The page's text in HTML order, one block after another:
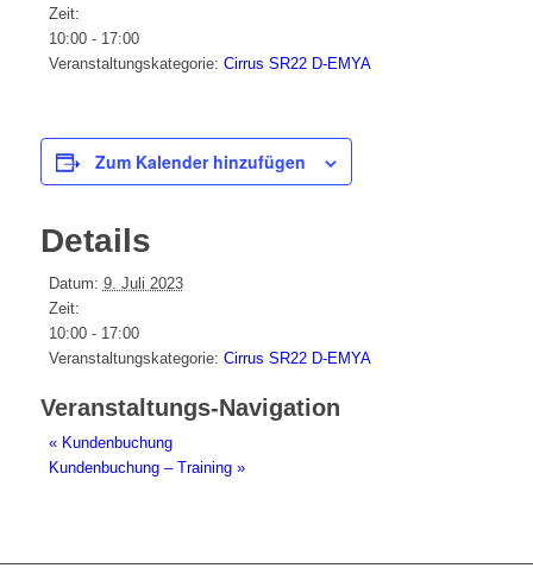
Zeit:
10:00 - 17:00
Veranstaltungskategorie: Cirrus SR22 D-EMYA
Zum Kalender hinzufügen
Details
Datum: 9. Juli 2023
Zeit:
10:00 - 17:00
Veranstaltungskategorie: Cirrus SR22 D-EMYA
Veranstaltungs-Navigation
«Kundenbuchung
Kundenbuchung – Training »